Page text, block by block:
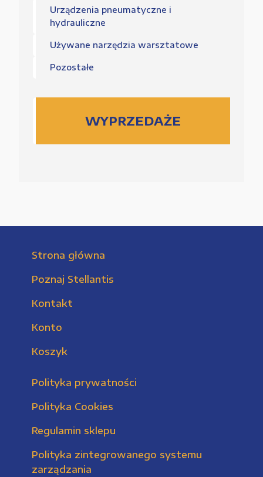
Urządzenia pneumatyczne i
hydrauliczne
Używane narzędzia warsztatowe
Pozostałe
WYPRZEDAŻE
Strona główna
Poznaj Stellantis
Kontakt
Konto
Koszyk
Polityka prywatności
Polityka Cookies
Regulamin sklepu
Polityka zintegrowanego systemu
zarządzania